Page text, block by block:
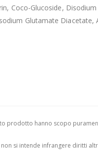
Coco-Glucoside,
Glutamate Diacetate,
prodotto hanno scopo
si intende infrangere diritti